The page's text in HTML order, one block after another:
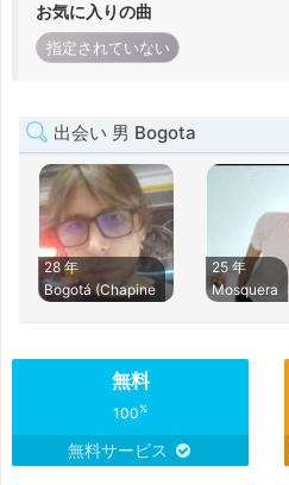
お気に入りの曲
指定されていない
出会い 男 Bogota
28 年
Bogotá (Chapine
25 年
Mosquera
無料
100%
無料サービス